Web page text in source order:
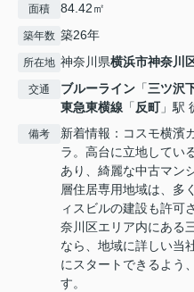
面積 84.42㎡
築年数 築26年
所在地 神奈川県横浜市神奈川
交通 ブルーライン 「三ツ沢
東急東横線 「反町」駅
備考
新着情報：コスモ横濱
ラ。高台に立地してい
あり、綺麗な中古マン
層住居専用地域は、多
ィスビルの建設も許可
奈川区エリア内にある
なら、地域に詳しい当
にスタートできるよう
す。